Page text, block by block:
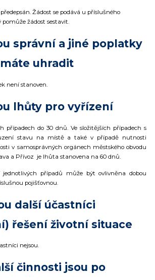
Žádost se podává u příslušného
žádost sestavit.
správní a jiné poplatky
uhradit
není stanoven.
lhůty pro vyřízení
případech do 30 dnů. Ve složitějších případech s
stavu na místě a také v případě nutnosti
v samosprávných orgánech městského obvodu
a Přívoz je lhůta stanovena na 60 dnů.
jednotlivých případů může být ovlivněna dobou
pojišťovnou.
další účastníci
řešení životní situace
nejsou.
činnosti jsou po